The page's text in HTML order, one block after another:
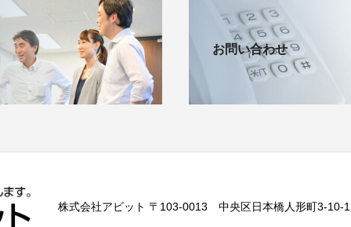
お問い合わせ
株式会社アビット 〒103-0013 中央区日本橋人形町3-